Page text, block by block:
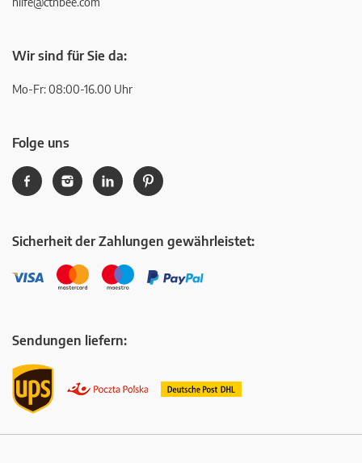
Wir sind für Sie da:
Mo-Fr: 08:00-16.00 Uhr
Folge uns
Sicherheit der Zahlungen gewährleistet:
Sendungen liefern: